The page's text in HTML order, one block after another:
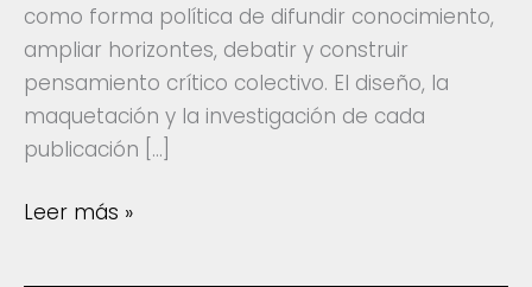
como forma política de difundir conocimiento,
ampliar horizontes, debatir y construir
pensamiento crítico colectivo. El diseño, la
maquetación y la investigación de cada
publicación […]
Amigues
Leer más »